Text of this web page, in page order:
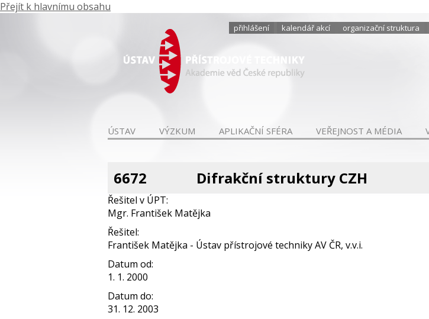
Přejít k hlavnímu obsahu
přihlášení kalendář akcí organizační struktura
ÚSTAV VÝZKUM APLIKAČNÍ SFÉRA VEŘEJNOST A MÉDIA
6672 Difrakční struktury CZH
Řešitel v ÚPT:
Mgr. František Matějka
Řešitel:
František Matějka - Ústav přístrojové techniky AV ČR, v.v.i.
Datum od:
1. 1. 2000
Datum do:
31. 12. 2003